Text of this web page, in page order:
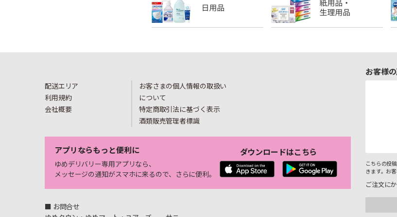
配送エリア
利用規約
会社概要
お客さまの個人情報の取扱い
について
特定商取引法に基づく表示
酒類販売管理者標識
アプリならもっと便利に
ゆめデリバリー専用アプリなら、
メッセージの通知がスマホに来るので、さらに便利。
ダウンロードはこちら
■ お問合せ
お客様
こちらの投
きます。お
ご注文に